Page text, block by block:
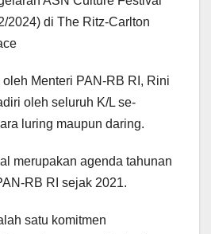
2024) di The Ritz-Carlton
Menteri PAN-RB RI, Rini
oleh seluruh K/L se-
luring maupun daring.
merupakan agenda tahunan
RB RI sejak 2021.
satu komitmen